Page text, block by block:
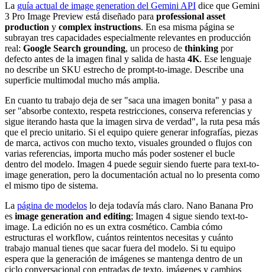
La guía actual de image generation del Gemini API dice que Gemini
3 Pro Image Preview está diseñado para professional asset
production y complex instructions. En esa misma página se
subrayan tres capacidades especialmente relevantes en producción
real: Google Search grounding, un proceso de thinking por
defecto antes de la imagen final y salida de hasta 4K. Ese lenguaje
no describe un SKU estrecho de prompt-to-image. Describe una
superficie multimodal mucho más amplia.
En cuanto tu trabajo deja de ser "saca una imagen bonita" y pasa a
ser "absorbe contexto, respeta restricciones, conserva referencias y
sigue iterando hasta que la imagen sirva de verdad", la ruta pesa más
que el precio unitario. Si el equipo quiere generar infografías, piezas
de marca, activos con mucho texto, visuales grounded o flujos con
varias referencias, importa mucho más poder sostener el bucle
dentro del modelo. Imagen 4 puede seguir siendo fuerte para text-to-
image generation, pero la documentación actual no lo presenta como
el mismo tipo de sistema.
La página de modelos lo deja todavía más claro. Nano Banana Pro
es image generation and editing; Imagen 4 sigue siendo text-to-
image. La edición no es un extra cosmético. Cambia cómo
estructuras el workflow, cuántos reintentos necesitas y cuánto
trabajo manual tienes que sacar fuera del modelo. Si tu equipo
espera que la generación de imágenes se mantenga dentro de un
ciclo conversacional con entradas de texto, imágenes y cambios